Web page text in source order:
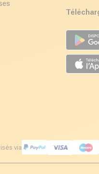
via